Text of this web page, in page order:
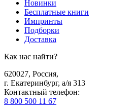
Новинки
Бесплатные книги
Импринты
Подборки
Доставка
Как нас найти?
620027, Россия,
г. Екатеринбург, а/я 313
Контактный телефон:
8 800 500 11 67